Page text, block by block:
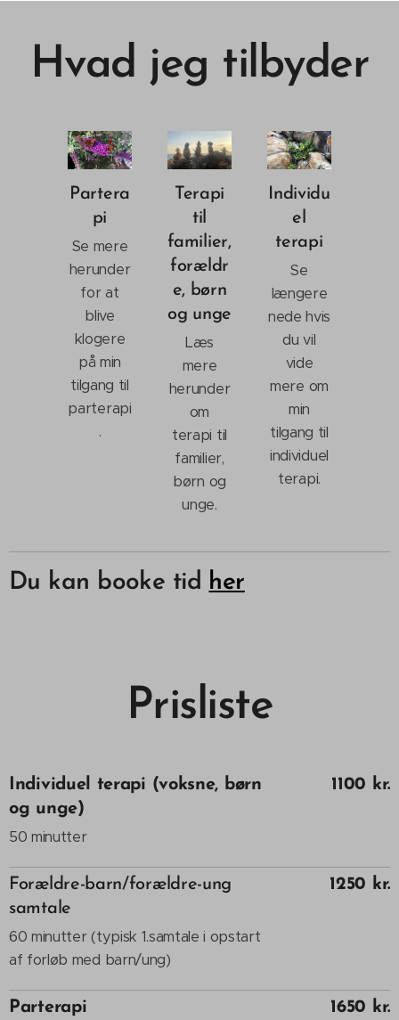
Hvad jeg tilbyder
Partera
pi
Se mere
herunder
for at
blive
klogere
på min
tilgang til
parterapi
.
Terapi
til
familier,
forældr
e, børn
og unge
Læs
mere
herunder
om
terapi til
familier,
børn og
unge.
Individu
el
terapi
Se
længere
nede hvis
du vil
vide
mere om
min
tilgang til
individuel
terapi.
Du kan booke tid her
Prisliste
Individuel terapi (voksne, børn
og unge)
50 minutter
1100 kr.
Forældre-barn/forældre-ung
samtale
60 minutter (typisk 1.samtale i opstart
af forløb med barn/ung)
1250 kr.
Parterapi 1650 kr.